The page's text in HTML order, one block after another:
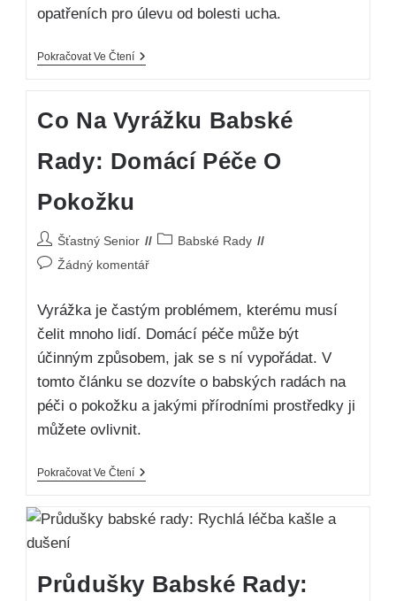
opatřeních pro úlevu od bolesti ucha.
Pokračovat Ve Čtení
Co Na Vyrážku Babské
Rady: Domácí Péče O
Pokožku
Šťastný Senior
Babské Rady
Žádný komentář
Vyrážka je častým problémem, kterému musí
čelit mnoho lidí. Domácí péče může být
účinným způsobem, jak se s ní vypořádat. V
tomto článku se dozvíte o babských radách na
péči o pokožku a jakými přírodními prostředky ji
můžete ovlivnit.
Pokračovat Ve Čtení
Průdušky Babské Rady: